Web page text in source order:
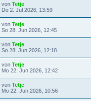
von Tetje
Do 2. Jul 2026, 13:59
von Tetje
So 28. Jun 2026, 12:45
von Tetje
So 28. Jun 2026, 12:18
von Tetje
Mo 22. Jun 2026, 12:42
von Tetje
Mo 22. Jun 2026, 10:56